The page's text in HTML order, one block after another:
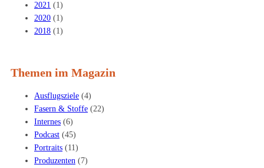
2021 (1)
2020 (1)
2018 (1)
Themen im Magazin
Ausflugsziele (4)
Fasern & Stoffe (22)
Internes (6)
Podcast (45)
Portraits (11)
Produzenten (7)